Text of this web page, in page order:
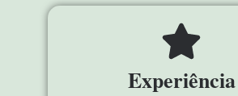
Experiência